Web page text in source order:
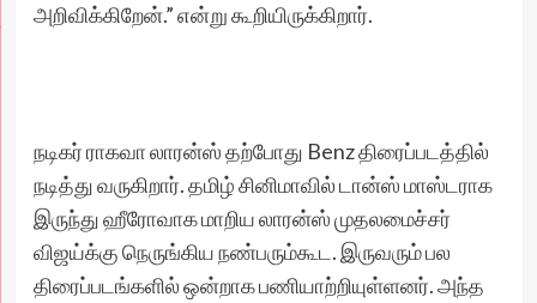
அறிவிக்கிறேன்.” என்று கூறியிருக்கிறார்.
நடிகர் ராகவா லாரன்ஸ் தற்போது Benz திரைப்படத்தில்
நடித்து வருகிறார். தமிழ் சினிமாவில் டான்ஸ் மாஸ்டராக
இருந்து ஹீரோவாக மாறிய லாரன்ஸ் முதலமைச்சர்
விஜய்க்கு நெருங்கிய நண்பரும்கூட. இருவரும் பல
திரைப்படங்களில் ஒன்றாக பணியாற்றியுள்ளனர். அந்த